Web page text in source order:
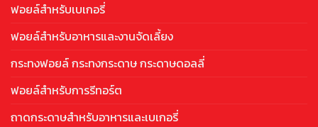
ฟอยล์สำหรับเบเกอรี่
ฟอยล์สำหรับอาหารและงานจัดเลี้ยง
กระทงฟอยล์ กระทงกระดาษ กระดาษดอลลี่
ฟอยล์สำหรับการรีทอร์ต
ถาดกระดาษสำหรับอาหารและเบเกอรี่